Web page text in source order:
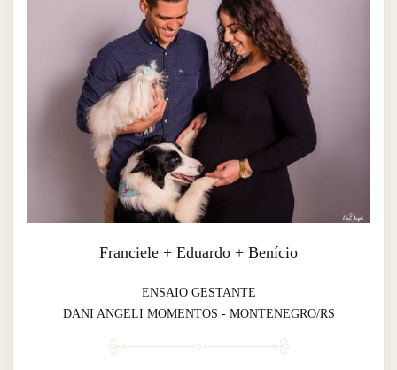
Franciele + Eduardo + Benício
ENSAIO GESTANTE
DANI ANGELI MOMENTOS - MONTENEGRO/RS